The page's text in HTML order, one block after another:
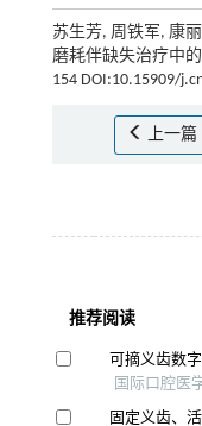
苏生芳, 周铁军, 康
磨耗伴缺失治疗中
154 DOI:10.15909/
上一篇